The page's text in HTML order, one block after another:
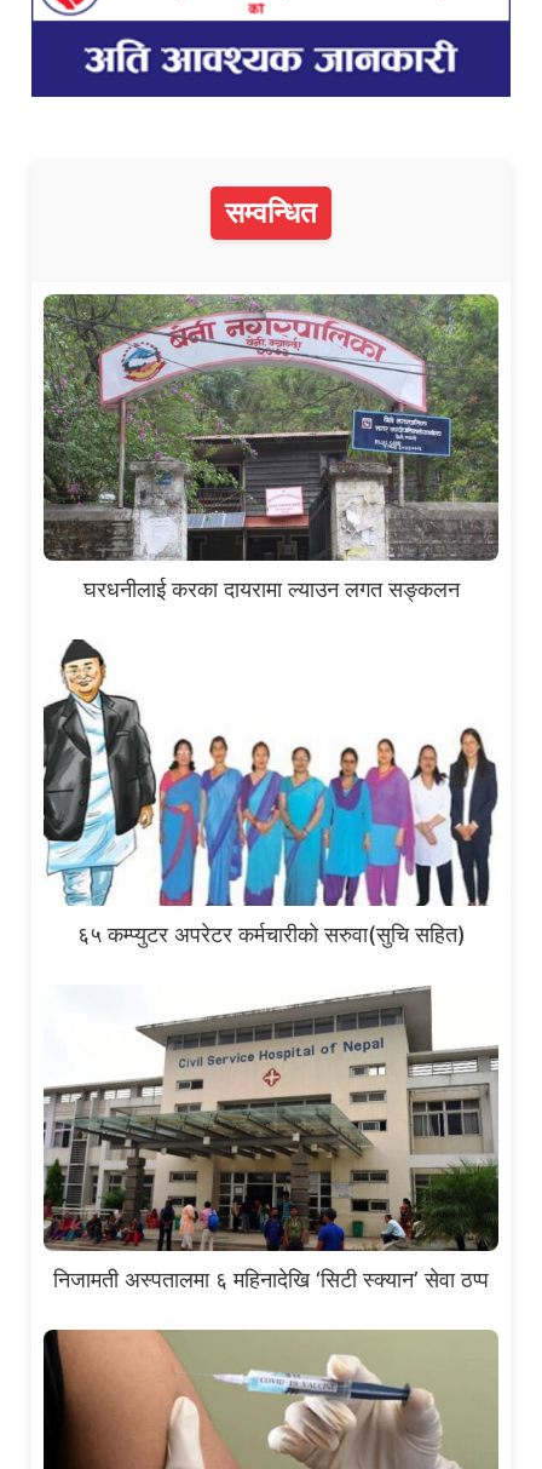
सम्वन्धित
घरधनीलाई करका दायरामा ल्याउन लगत सङ्कलन
६५ कम्प्युटर अपरेटर कर्मचारीको सरुवा(सुचि सहित)
निजामती अस्पतालमा ६ महिनादेखि ‘सिटी स्क्यान’ सेवा ठप्प